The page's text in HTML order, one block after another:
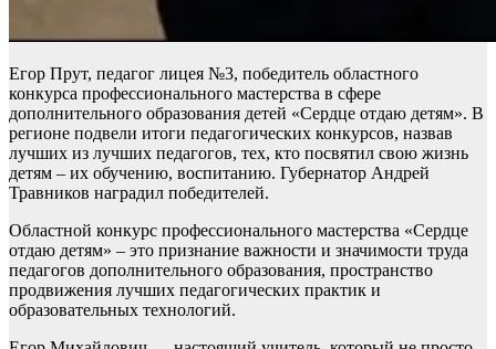
Егор Прут, педагог лицея №3, победитель областного
конкурса профессионального мастерства в сфере
дополнительного образования детей «Сердце отдаю детям». В
регионе подвели итоги педагогических конкурсов, назвав
лучших из лучших педагогов, тех, кто посвятил свою жизнь
детям – их обучению, воспитанию. Губернатор Андрей
Травников наградил победителей.
Областной конкурс профессионального мастерства «Сердце
отдаю детям» – это признание важности и значимости труда
педагогов дополнительного образования, пространство
продвижения лучших педагогических практик и
образовательных технологий.